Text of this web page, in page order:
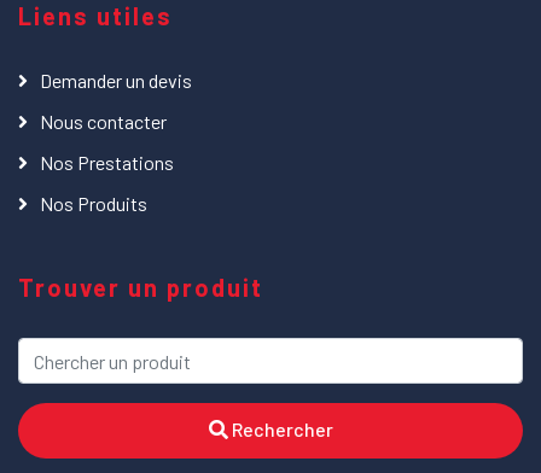
Liens utiles
Demander un devis
Nous contacter
Nos Prestations
Nos Produits
Trouver un produit
Rechercher